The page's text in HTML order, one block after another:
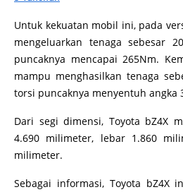
Untuk kekuatan mobil ini, pada
mengeluarkan tenaga sebesar
puncaknya mencapai 265Nm.
mampu menghasilkan tenaga
torsi puncaknya menyentuh angka
Dari segi dimensi, Toyota bZ4X
4.690 milimeter, lebar 1.860
milimeter.
Sebagai informasi, Toyota bZ4X